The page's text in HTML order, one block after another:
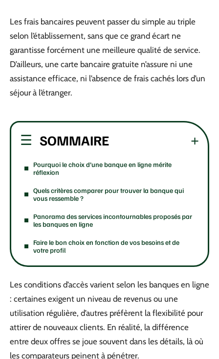
Les frais bancaires peuvent passer du simple au triple
selon l’établissement, sans que ce grand écart ne
garantisse forcément une meilleure qualité de service.
D’ailleurs, une carte bancaire gratuite n’assure ni une
assistance efficace, ni l’absence de frais cachés lors d’un
séjour à l’étranger.
SOMMAIRE
Pourquoi le choix d’une banque en ligne mérite
réflexion
Quels critères comparer pour trouver la banque qui
vous ressemble ?
Panorama des services incontournables proposés par
les banques en ligne
Faire le bon choix en fonction de vos besoins et de
votre profil
Les conditions d’accès varient selon les banques en ligne
: certaines exigent un niveau de revenus ou une
utilisation régulière, d’autres préfèrent la flexibilité pour
attirer de nouveaux clients. En réalité, la différence
entre deux offres se joue souvent dans les détails, là où
les comparateurs peinent à pénétrer.